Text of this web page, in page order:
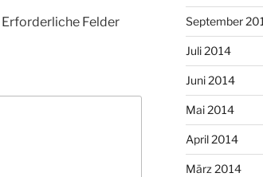
Erforderliche Felder
September
Juli 2014
Juni 2014
Mai 2014
April 2014
März 2014